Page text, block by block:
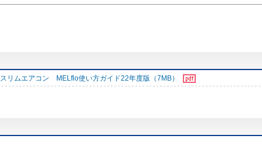
スリムエアコン MELflo使い方ガイド22年度版（7MB）